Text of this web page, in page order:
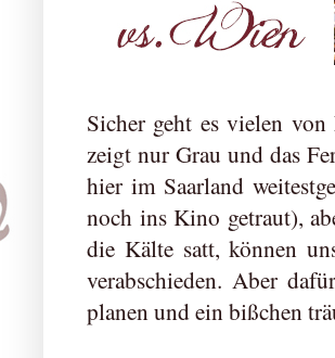
Sicher geht es vielen
zeigt nur Grau und das
hier im Saarland
noch ins Kino getraut),
die Kälte satt, können
verabschieden. Aber
planen und ein bißchen